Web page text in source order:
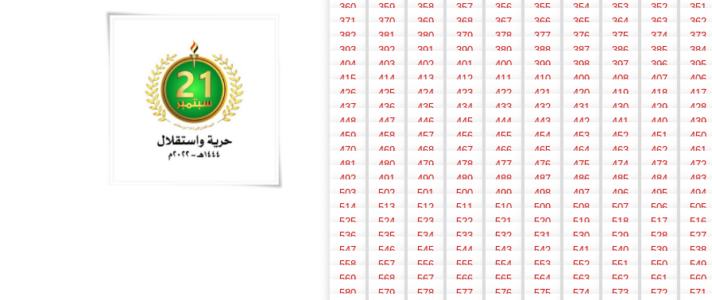
351
352
353
354
355
356
357
358
359
360
362
363
364
365
366
367
368
369
370
371
373
374
375
376
377
378
379
380
381
382
384
385
386
387
388
389
390
391
392
393
395
396
397
398
399
400
401
402
403
404
406
407
408
409
410
411
412
413
414
415
417
418
419
420
421
422
423
424
425
426
428
429
430
431
432
433
434
435
436
437
439
440
441
442
443
444
445
446
447
448
450
451
452
453
454
455
456
457
458
459
461
462
463
464
465
466
467
468
469
470
472
473
474
475
476
477
478
479
480
481
483
484
485
486
487
488
489
490
491
492
494
495
496
497
498
499
500
501
502
503
505
506
507
508
509
510
511
512
513
514
516
517
518
519
520
521
522
523
524
525
527
528
529
530
531
532
533
534
535
536
538
539
540
541
542
543
544
545
546
547
549
550
551
552
553
554
555
556
557
558
560
561
562
563
564
565
566
567
568
569
571
572
573
574
575
576
577
578
579
580